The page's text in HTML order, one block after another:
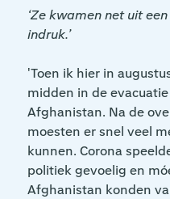
‘Ze kwamen net uit
indruk.’
'Toen ik hier in
midden in de
Afghanistan. Na de
moesten er snel veel
kunnen. Corona
politiek gevoelig en
Afghanistan konden